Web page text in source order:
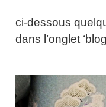
ci-dessous
dans l’onglet